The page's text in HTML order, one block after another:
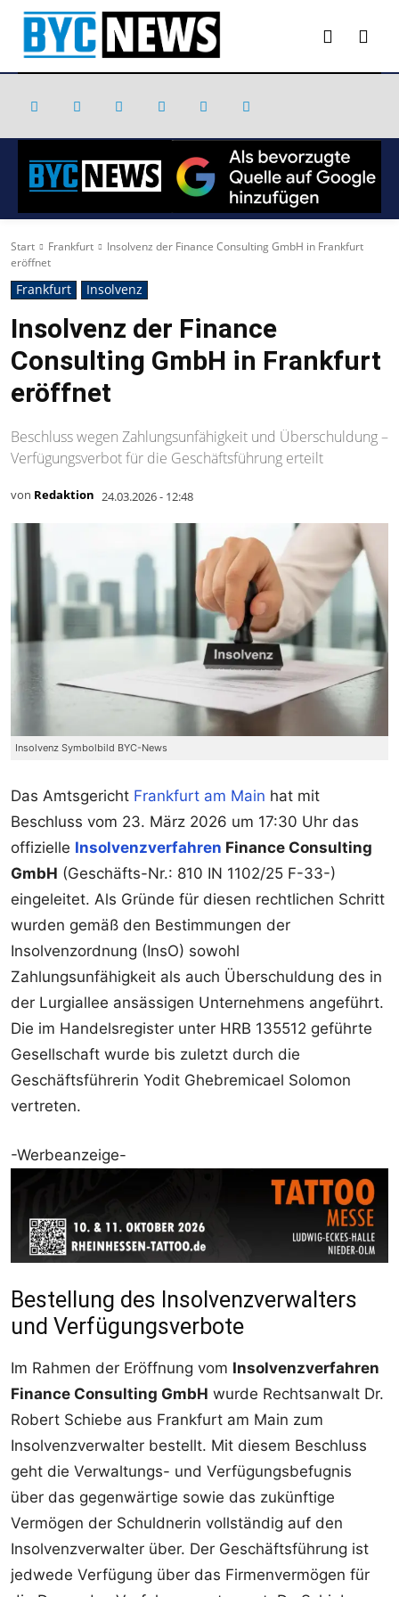
Start Frankfurt
Insolvenz der Finance Consulting GmbH in Frankfurt
eröffnet
Frankfurt Insolvenz
Insolvenz der Finance
Consulting GmbH in Frankfurt
eröffnet
Beschluss wegen Zahlungsunfähigkeit und Überschuldung –
Verfügungsverbot für die Geschäftsführung erteilt
von Redaktion 24.03.2026 - 12:48
Insolvenz Symbolbild BYC-News
Das Amtsgericht Frankfurt am Main hat mit
Beschluss vom 23. März 2026 um 17:30 Uhr das
offizielle Insolvenzverfahren Finance Consulting
GmbH (Geschäfts-Nr.: 810 IN 1102/25 F-33-)
eingeleitet. Als Gründe für diesen rechtlichen Schritt
wurden gemäß den Bestimmungen der
Insolvenzordnung (InsO) sowohl
Zahlungsunfähigkeit als auch Überschuldung des in
der Lurgiallee ansässigen Unternehmens angeführt.
Die im Handelsregister unter HRB 135512 geführte
Gesellschaft wurde bis zuletzt durch die
Geschäftsführerin Yodit Ghebremicael Solomon
vertreten.
-Werbeanzeige-
Bestellung des Insolvenzverwalters
und Verfügungsverbote
Im Rahmen der Eröffnung vom Insolvenzverfahren
Finance Consulting GmbH wurde Rechtsanwalt Dr.
Robert Schiebe aus Frankfurt am Main zum
Insolvenzverwalter bestellt. Mit diesem Beschluss
geht die Verwaltungs- und Verfügungsbefugnis
über das gegenwärtige sowie das zukünftige
Vermögen der Schuldnerin vollständig auf den
Insolvenzverwalter über. Der Geschäftsführung ist
jedwede Verfügung über das Firmenvermögen für